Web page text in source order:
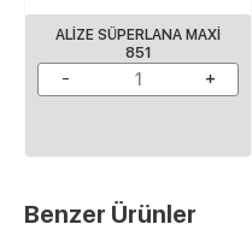
ALIZE SÜPERLANA MAXI
851
Benzer Ürünler